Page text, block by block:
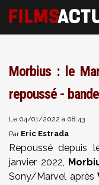
Morbius : le
repoussé -
Le 04/01/2022 à 08:43
Par Eric Estrada
Repoussé depuis
janvier 2022,
Sony/Marvel après